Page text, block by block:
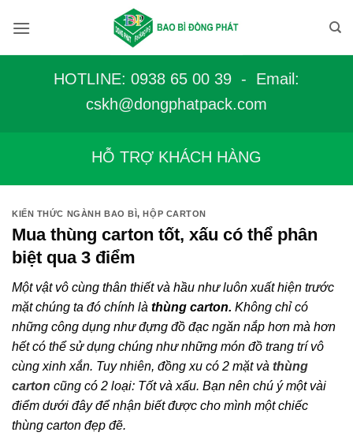
qua
HOTLINE: 0938 65 00 39 - Email:
cskh@dongphatpack.com
HỖ TRỢ KHÁCH HÀNG
KIẾN THỨC NGÀNH BAO BÌ,HỘP CARTON
Mua thùng carton tốt, xấu có thể phân
biệt qua 3 điểm
Một vật vô cùng thân thiết và hầu như luôn xuất hiện trước
mặt chúng ta đó chính là thùng carton. Không chỉ có
những công dụng như đựng đồ đạc ngăn nắp hơn mà hơn
hết có thể sử dụng chúng như những món đồ trang trí vô
cùng xinh xắn. Tuy nhiên, đồng xu có 2 mặt và thùng
carton cũng có 2 loại: Tốt và xấu. Bạn nên chú ý một vài
điểm dưới đây để nhận biết được cho mình một chiếc
thùng carton đẹp đẽ.